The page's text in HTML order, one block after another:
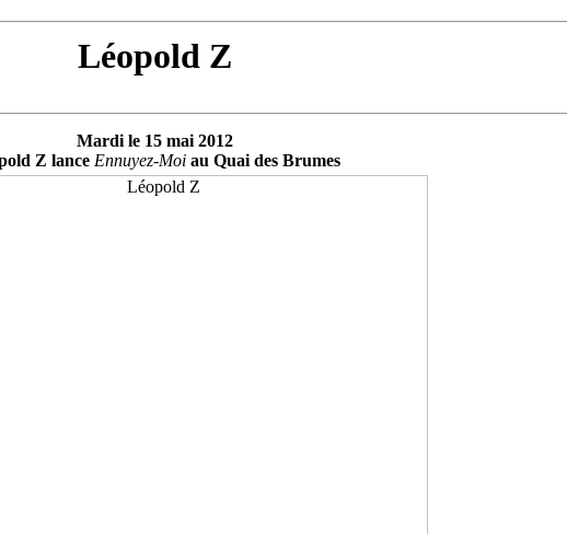
Léopold Z
Mardi le 15 mai 2012
Z lance Ennuyez-Moiau Quai des Brumes